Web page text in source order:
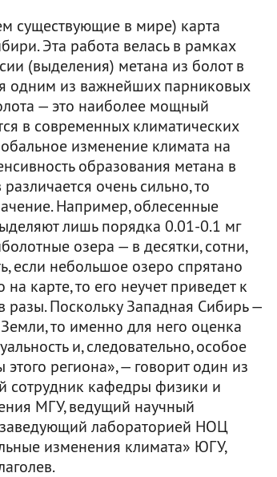
существующие в мире) карта
Эта работа велась в рамках
(выделения) метана из болот в
одним из важнейших парниковых
— это наиболее мощный
в современных климатических
изменение климата на
образования метана в
очень сильно, то
Например, облесенные
лишь порядка 0.01-0.1 мг
озера — в десятки, сотни,
если небольшое озеро спрятано
карте, то его неучет приведет к
разы. Поскольку Западная Сибирь —
то именно для него оценка
и, следовательно, особое
региона», — говорит один из
сотрудник кафедры физики и
МГУ, ведущий научный
заведующий лабораторией НОЦ
изменения климата» ЮГУ,